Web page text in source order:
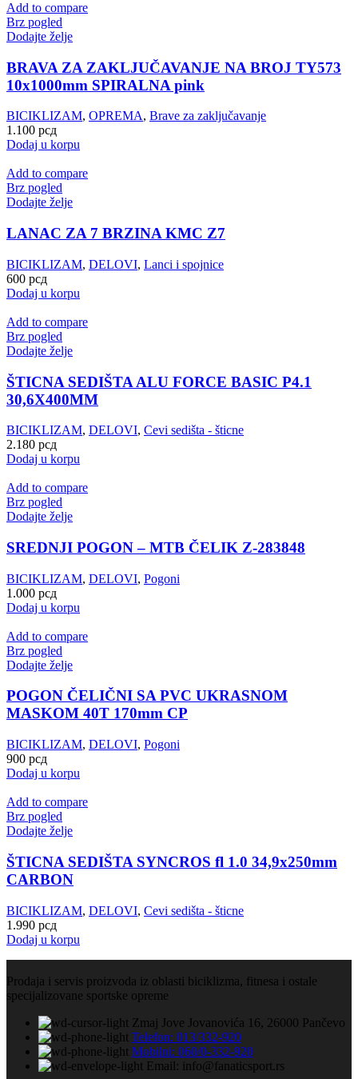
Add to compare
Brz pogled
Dodajte želje
BRAVA ZA ZAKLJUČAVANJE NA BROJ TY573
10x1000mm SPIRALNA pink
BICIKLIZAM, OPREMA, Brave za zaključavanje
1.100 рсд
Dodaj u korpu
Add to compare
Brz pogled
Dodajte želje
LANAC ZA 7 BRZINA KMC Z7
BICIKLIZAM, DELOVI, Lanci i spojnice
600 рсд
Dodaj u korpu
Add to compare
Brz pogled
Dodajte želje
ŠTICNA SEDIŠTA ALU FORCE BASIC P4.1
30,6X400MM
BICIKLIZAM, DELOVI, Cevi sedišta - šticne
2.180 рсд
Dodaj u korpu
Add to compare
Brz pogled
Dodajte želje
SREDNJI POGON – MTB ČELIK Z-283848
BICIKLIZAM, DELOVI, Pogoni
1.000 рсд
Dodaj u korpu
Add to compare
Brz pogled
Dodajte želje
POGON ČELIČNI SA PVC UKRASNOM
MASKOM 40T 170mm CP
BICIKLIZAM, DELOVI, Pogoni
900 рсд
Dodaj u korpu
Add to compare
Brz pogled
Dodajte želje
ŠTICNA SEDIŠTA SYNCROS fl 1.0 34,9x250mm
CARBON
BICIKLIZAM, DELOVI, Cevi sedišta - šticne
1.990 рсд
Dodaj u korpu
Prodaja i servis proizvoda iz oblasti biciklizma, fitnesa i ostale
specijalizovane sportske opreme
Zmaj Jove Jovanovića 16, 26000 Pančevo
Telefon: 013/332-920
Mobilni: 060/0-332-920
Email: info@fanaticsport.rs